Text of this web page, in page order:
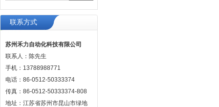
联系方式
苏州禾力自动化科技有限公司
联系人：陈先生
手机：13788988771
电话：86-0512-50333374
传真：86-0512-50333374-808
地址：江苏省苏州市昆山市绿地